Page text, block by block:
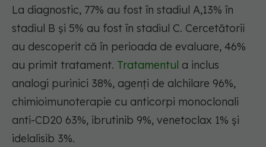
La diagnostic, 77% au fost în stadiul A,13% în
stadiul B și 5% au fost în stadiul C. Cercetătorii
au descoperit că în perioada de evaluare, 46%
au primit tratament. Tratamentul a inclus
analogi purinici 38%, agenți de alchilare 96%,
chimioimunoterapie cu anticorpi monoclonali
anti-CD20 63%, ibrutinib 9%, venetoclax 1% și
idelalisib 3%.